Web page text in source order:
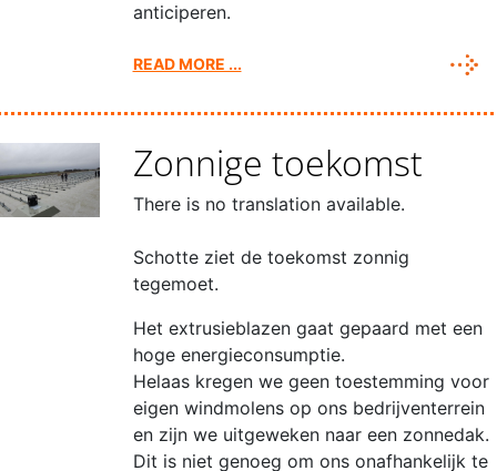
anticiperen.
READ MORE ...
Zonnige toekomst
There is no translation available.
Schotte ziet de toekomst zonnig
tegemoet.
Het extrusieblazen gaat gepaard met een
hoge energieconsumptie.
Helaas kregen we geen toestemming voor
eigen windmolens op ons bedrijventerrein
en zijn we uitgeweken naar een zonnedak.
Dit is niet genoeg om ons onafhankelijk te